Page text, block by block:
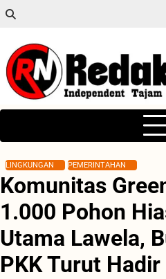
Skip
content
LINGKUNGAN PEMERINTAHAN
Komunitas
1.000 Pohon
Utama Lawela,
PKK Turut Hadir